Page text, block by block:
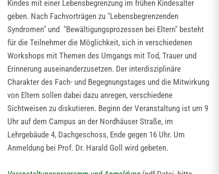
Kindes mit einer Lebensbegrenzung im frühen Kindesalter
geben. Nach Fachvorträgen zu "Lebensbegrenzenden
Syndromen" und "Bewältigungsprozessen bei Eltern" besteht
für die Teilnehmer die Möglichkeit, sich in verschiedenen
Workshops mit Themen des Umgangs mit Tod, Trauer und
Erinnerung auseinanderzusetzen. Der interdisziplinäre
Charakter des Fach- und Begegnungstages und die Mitwirkung
von Eltern sollen dabei dazu anregen, verschiedene
Sichtweisen zu diskutieren. Beginn der Veranstaltung ist um 9
Uhr auf dem Campus an der Nordhäuser Straße, im
Lehrgebäude 4, Dachgeschoss, Ende gegen 16 Uhr. Um
Anmeldung bei Prof. Dr. Harald Goll wird gebeten.